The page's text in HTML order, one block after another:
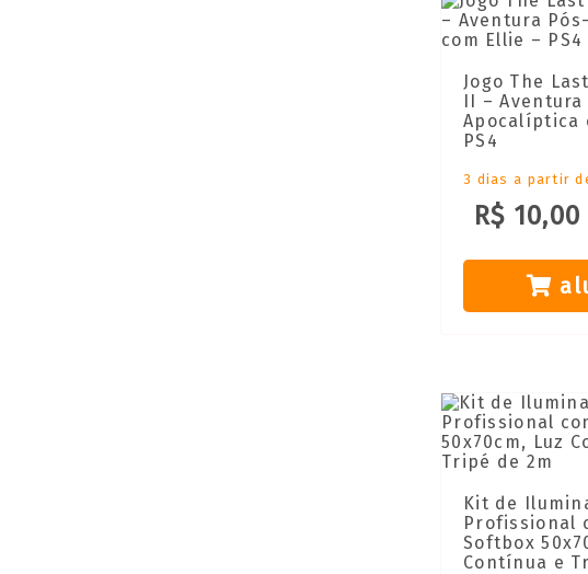
Jogo The
II – Aventura
Apocalíptica
PS4
3 dias a partir
R$ 10,00
Kit de
Profissional
Softbox
Contínua e